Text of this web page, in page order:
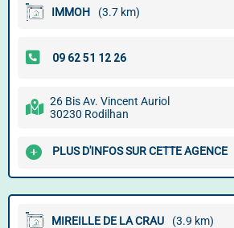
IMMOH (3.7 km)
26 Bis Av. Vincent Auriol
30230 Rodilhan
PLUS D'INFOS SUR CETTE AGENCE
MIREILLE DE LA CRAU (3.9 km)